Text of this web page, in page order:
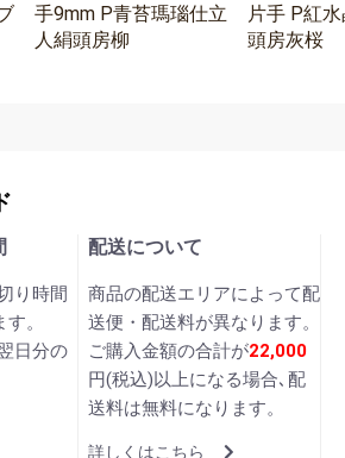
手9mm P青苔瑪瑙仕立
人絹頭房柳
片手 P紅
頭房灰桜
り時間
。
日分の
配送について
商品の配送エリアによって配
送便・配送料が異なります。
ご購入金額の合計が22,000
円(税込)以上になる場合､配
送料は無料になります。
詳しくはこちら